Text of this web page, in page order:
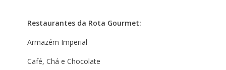
Restaurantes da Rota Gourmet:
Armazém Imperial
Café, Chá e Chocolate